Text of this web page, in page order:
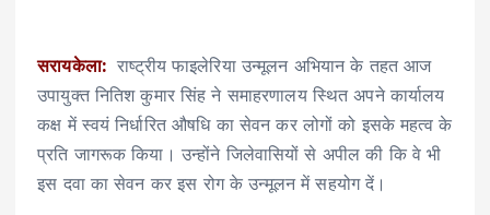
सरायकेला:राष्ट्रीय फाइलेरिया उन्मूलन अभियान के तहत आज
उपायुक्त नितिश कुमार सिंह ने समाहरणालय स्थित अपने कार्यालय
कक्ष में स्वयं निर्धारित औषधि का सेवन कर लोगों को इसके महत्व के
प्रति जागरूक किया। उन्होंने जिलेवासियों से अपील की कि वे भी
इस दवा का सेवन कर इस रोग के उन्मूलन में सहयोग दें।